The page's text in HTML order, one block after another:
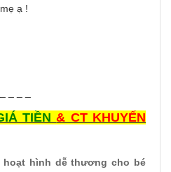
mẹ ạ !
TIỀN & CT KHUYẾN
hoạt hình dễ thươngcho bé